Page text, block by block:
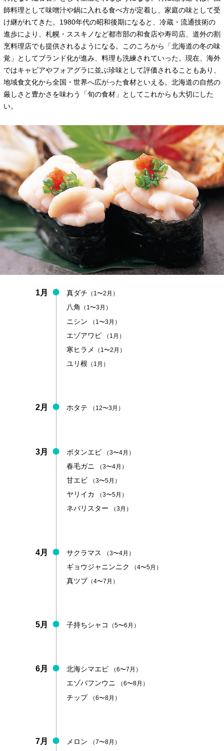
師料理として味噌汁や鍋に入れる食べ方が定着し、家庭の味として受
け継がれてきた。1980年代の昭和後期になると、冷蔵・流通技術の
進歩により、札幌・ススキノなど都市部の和食店や寿司店、道外の割
烹料理店でも提供されるようになる。このころから「北海道の冬の味
覚」としてブランド化が進み、料理も洗練されていった。現在、海外
ではキャビアやフォアグラに並ぶ珍味として評価されることもあり、
地域食文化から全国・世界へ広がった食材といえる。北海道の自然の
厳しさと豊かさを味わう「旬の食材」としてこれからも大切にした
い。
1月 真ダチ （1〜2月）
八角 （1〜3月）
ニシン （1〜3月）
エゾアワビ （1月）
寒ヒラメ （1〜2月）
ユリ根 （1月）
2月 ホタテ （12〜3月）
3月 ボタンエビ （3〜4月）
春毛ガニ （3〜4月）
甘エビ （3〜5月）
ヤリイカ （3〜5月）
ネバリスター （3月）
4月 サクラマス （3〜4月）
ギョウジャニンニク （4〜5月）
真ツブ （4〜7月）
5月 子持ちシャコ （5〜6月）
6月 北海シマエビ （6〜7月）
エゾバフンウニ （6〜8月）
チップ （6〜8月）
7月 メロン （7〜8月）